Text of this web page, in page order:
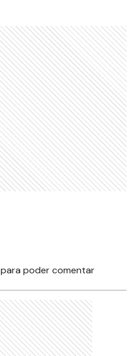
para poder comentar